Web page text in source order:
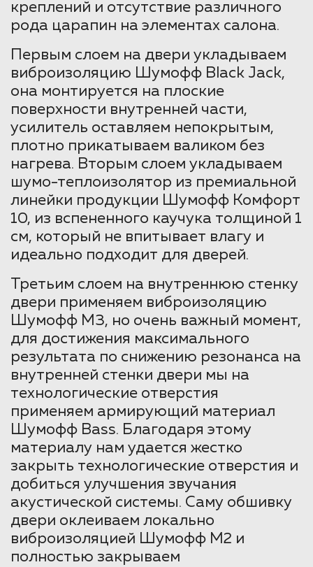
креплений и отсутствие различного
рода царапин на элементах салона.
Первым слоем на двери укладываем
виброизоляцию Шумофф Black Jack,
она монтируется на плоские
поверхности внутренней части,
усилитель оставляем непокрытым,
плотно прикатываем валиком без
нагрева. Вторым слоем укладываем
шумо-теплоизолятор из премиальной
линейки продукции Шумофф Комфорт
10, из вспененного каучука толщиной 1
см, который не впитывает влагу и
идеально подходит для дверей.
Третьим слоем на внутреннюю стенку
двери применяем виброизоляцию
Шумофф М3, но очень важный момент,
для достижения максимального
результата по снижению резонанса на
внутренней стенки двери мы на
технологические отверстия
применяем армирующий материал
Шумофф Bass. Благодаря этому
материалу нам удается жестко
закрыть технологические отверстия и
добиться улучшения звучания
акустической системы. Саму обшивку
двери оклеиваем локально
виброизоляцией Шумофф М2 и
полностью закрываем